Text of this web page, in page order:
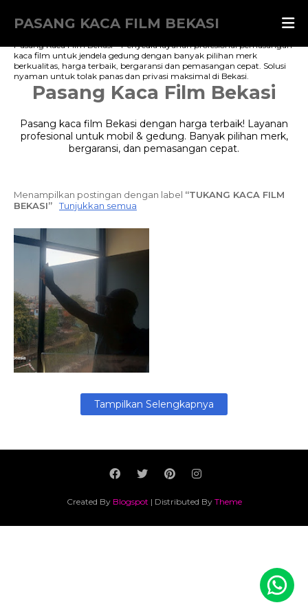
PASANG KACA FILM BEKASI
Pasang Kaca Film Bekasi – Penyedia layanan profesional pemasangan
kaca film untuk jendela gedung dengan banyak pilihan merk
berkualitas, harga terbaik, bergaransi dan pemasangan cepat. Solusi
nyaman untuk tolak panas dan privasi maksimal di Bekasi.
Pasang Kaca Film Bekasi
Pasang kaca film Bekasi dengan harga terbaik! Layanan
profesional untuk mobil & gedung. Banyak pilihan merk,
bergaransi, dan pemasangan cepat.
Menampilkan postingan dengan label
TUKANG KACA FILM
BEKASI
Tunjukkan semua
April 18, 2026
Tampilkan Selengkapnya
Created By Blogspot | Distributed By Theme